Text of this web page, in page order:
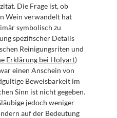
Die Frage ist, ob
Wein verwandelt hat
symbolisch zu
spezifischer Details
Reinigungsriten und
Erklärung bei Holyart)
einen Anschein von
Beweisbarkeit im
Sinn ist nicht gegeben.
jedoch weniger
auf der Bedeutung